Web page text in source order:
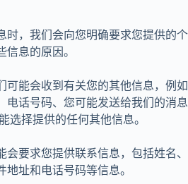
时，我们会向您明确要求您提供的个
信息的原因。
可能会收到有关您的其他信息，例如
电话号码、您可能发送给我们的消息
选择提供的任何其他信息。
会要求您提供联系信息，包括姓名、
址和电话号码等信息。